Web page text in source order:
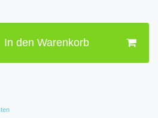
In den Warenkorb